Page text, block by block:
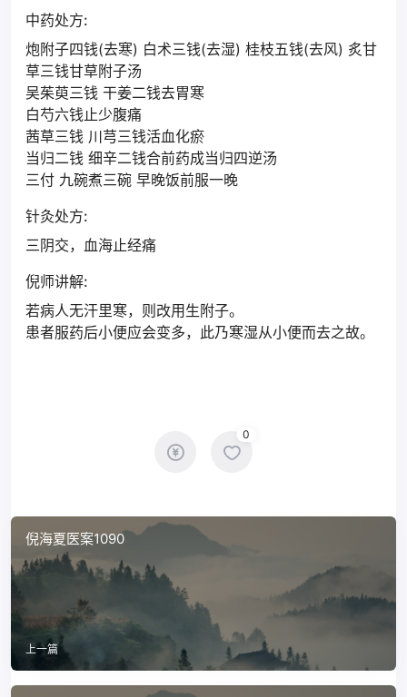
中药处方:
炮附子四钱(去寒) 白术三钱(去湿) 桂枝五钱(去风) 炙甘
草三钱甘草附子汤
吴茱萸三钱 干姜二钱去胃寒
白芍六钱止少腹痛
茜草三钱 川芎三钱活血化瘀
当归二钱 细辛二钱合前药成当归四逆汤
三付 九碗煮三碗 早晚饭前服一晚
针灸处方:
三阴交，血海止经痛
倪师讲解:
若病人无汗里寒，则改用生附子。
患者服药后小便应会变多，此乃寒湿从小便而去之故。
0
倪海夏医案1090
上一篇